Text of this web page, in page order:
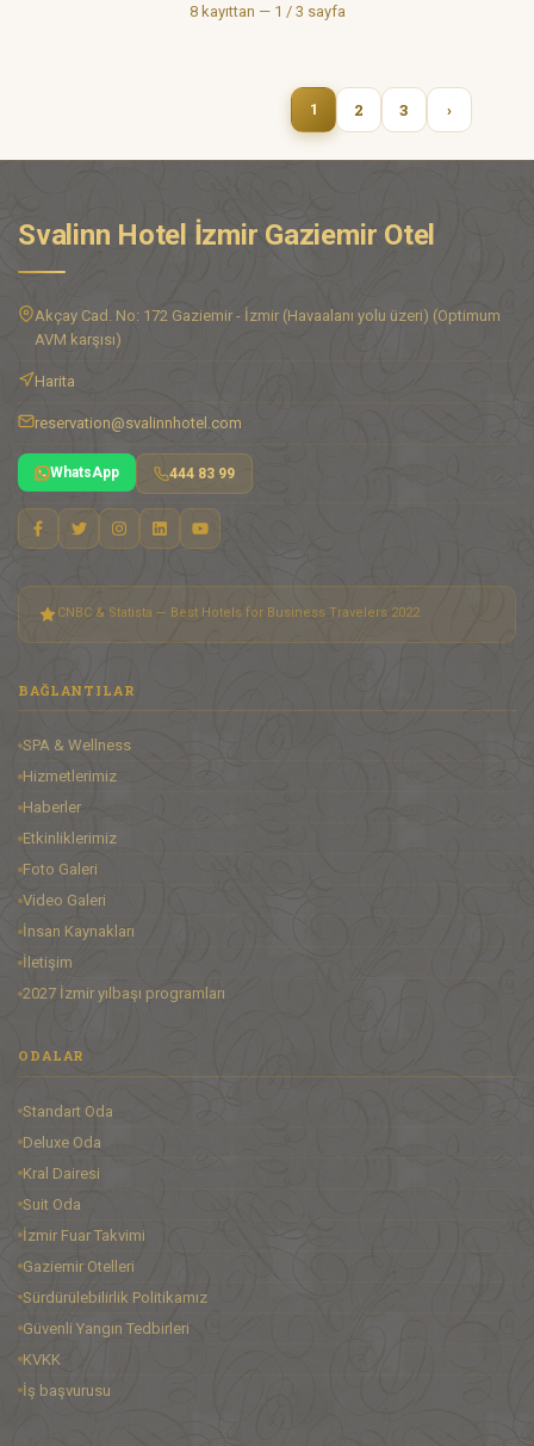
8 kayıttan — 1 / 3 sayfa
1 2 3 ›
Svalinn Hotel İzmir Gaziemir Otel
Akçay Cad. No: 172 Gaziemir - İzmir (Havaalanı yolu üzeri) (Optimum
AVM karşısı)
Harita
reservation@svalinnhotel.com
WhatsApp 444 83 99
CNBC & Statista — Best Hotels for Business Travelers 2022
BAĞLANTILAR
SPA & Wellness
Hizmetlerimiz
Haberler
Etkinliklerimiz
Foto Galeri
Video Galeri
İnsan Kaynakları
İletişim
2027 İzmir yılbaşı programları
ODALAR
Standart Oda
Deluxe Oda
Kral Dairesi
Suit Oda
İzmir Fuar Takvimi
Gaziemir Otelleri
Sürdürülebilirlik Politikamız
Güvenli Yangın Tedbirleri
KVKK
İş başvurusu